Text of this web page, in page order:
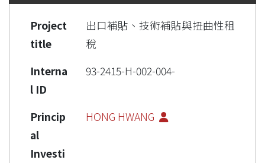
Project
title
出口補貼、技術補貼與扭曲性租
稅
Interna
l ID
93-2415-H-002-004-
Princip
al
Investi
HONG HWANG